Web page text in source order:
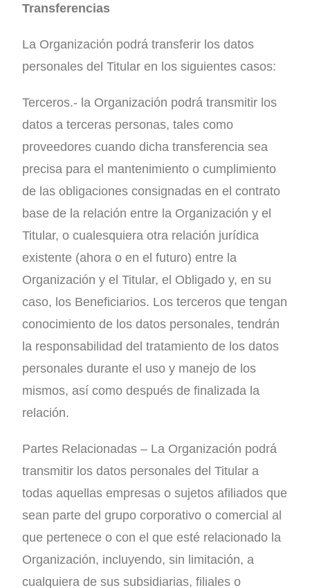
Transferencias
La Organización podrá transferir los datos
personales del Titular en los siguientes casos:
Terceros.- la Organización podrá transmitir los
datos a terceras personas, tales como
proveedores cuando dicha transferencia sea
precisa para el mantenimiento o cumplimiento
de las obligaciones consignadas en el contrato
base de la relación entre la Organización y el
Titular, o cualesquiera otra relación jurídica
existente (ahora o en el futuro) entre la
Organización y el Titular, el Obligado y, en su
caso, los Beneficiarios. Los terceros que tengan
conocimiento de los datos personales, tendrán
la responsabilidad del tratamiento de los datos
personales durante el uso y manejo de los
mismos, así como después de finalizada la
relación.
Partes Relacionadas – La Organización podrá
transmitir los datos personales del Titular a
todas aquellas empresas o sujetos afiliados que
sean parte del grupo corporativo o comercial al
que pertenece o con el que esté relacionado la
Organización, incluyendo, sin limitación, a
cualquiera de sus subsidiarias, filiales o